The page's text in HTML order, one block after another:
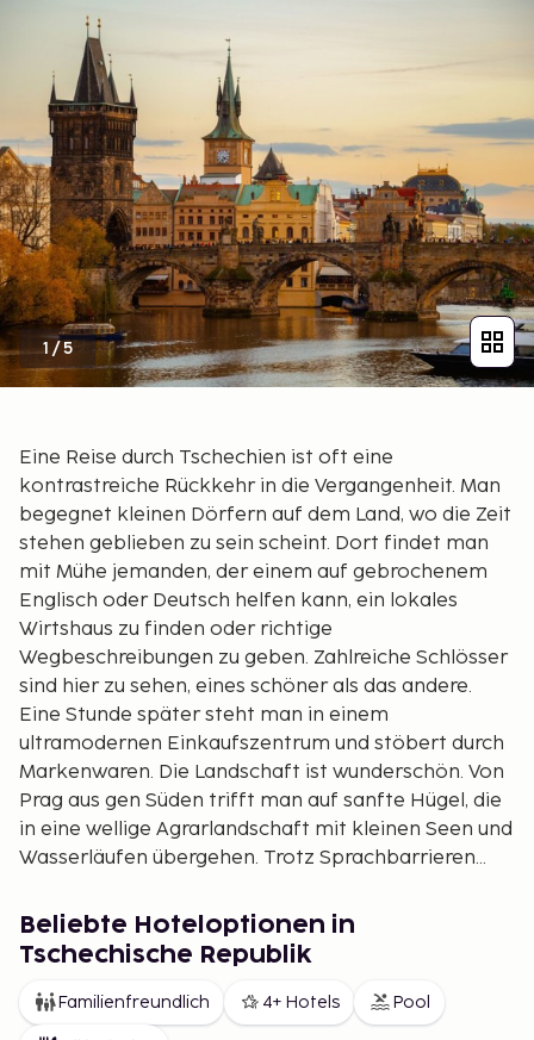
1/5
Eine Reise durch Tschechien ist oft eine
kontrastreiche Rückkehr in die Vergangenheit. Man
begegnet kleinen Dörfern auf dem Land, wo die Zeit
stehen geblieben zu sein scheint. Dort findet man
mit Mühe jemanden, der einem auf gebrochenem
Englisch oder Deutsch helfen kann, ein lokales
Wirtshaus zu finden oder richtige
Wegbeschreibungen zu geben. Zahlreiche Schlösser
sind hier zu sehen, eines schöner als das andere.
Eine Stunde später steht man in einem
ultramodernen Einkaufszentrum und stöbert durch
Markenwaren. Die Landschaft ist wunderschön. Von
Prag aus gen Süden trifft man auf sanfte Hügel, die
in eine wellige Agrarlandschaft mit kleinen Seen und
Wasserläufen übergehen. Trotz Sprachbarrieren
dass man sich wohlfühlt. Tschechien ist ein
fantastisches Urlaubsland. Sie können die
Hauptstadt des Landes mit einem Reiseanbieter
erkunden. In Prag gibt es eine große Auswahl
qualitätsgeprüfter Unterkünfte, von Gästehäusern
Beliebte Hoteloptionen in
Tschechische Republik
Familienfreundlich 4+ Hotels Pool